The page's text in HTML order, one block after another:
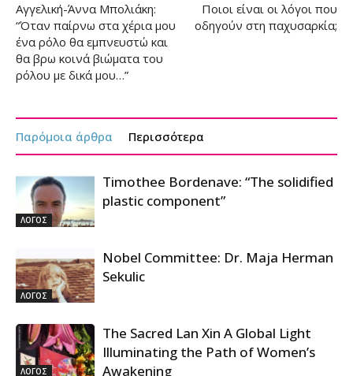
Αγγελική-Άννα Μπολιάκη:
“Όταν παίρνω στα χέρια μου
ένα ρόλο θα εμπνευστώ και
θα βρω κοινά βιώματα του
ρόλου με δικά μου…”
Ποιοι είναι οι λόγοι που
οδηγούν στη παχυσαρκία;
Παρόμοια άρθρα Περισσότερα
ΛΟΓΟΣ
Timothee Bordenave: “The solidified
plastic component”
ΛΟΓΟΣ
Nobel Committee: Dr. Maja Herman
Sekulic
ΛΟΓΟΣ
The Sacred Lan Xin A Global Light
Illuminating the Path of Women’s
Awakening